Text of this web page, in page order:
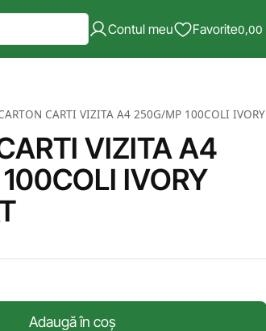
Contul meu Favorite0,00
CARTI VIZITA A4 250G/MP 100COLI IVORY TEXTURAT
VIZITA A4
IVORY
Adaugă în coș